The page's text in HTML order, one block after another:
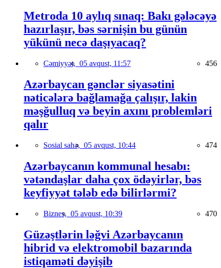
Metroda 10 aylıq sınaq: Bakı gələcəyə
hazırlaşır, bəs sərnişin bu günün
yükünü necə daşıyacaq?
Cəmiyyət, 05 avqust, 11:57 456
Azərbaycan gənclər siyasətini
nəticələrə bağlamağa çalışır, lakin
məşğulluq və beyin axını problemləri
qalır
Sosial sahə, 05 avqust, 10:44 474
Azərbaycanın kommunal hesabı:
vətəndaşlar daha çox ödəyirlər, bəs
keyfiyyət tələb edə bilirlərmi?
Biznes, 05 avqust, 10:39 470
Güzəştlərin ləğvi Azərbaycanın
hibrid və elektromobil bazarında
istiqaməti dəyişib